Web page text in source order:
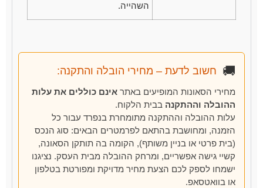
השהייה.
🚚 חשוב לדעת – מחירי הובלה והתקנה:
מחירי הסאונות המופיעים באתר אינם כוללים את עלות
ההובלה וההתקנה בבית הלקוח.
עלות ההובלה וההתקנה מתומחרת בנפרד עבור כל
הזמנה, ומחושבת בהתאם לפרמטרים הבאים: סוג הנכס
(בית פרטי או בניין משותף), הקומה בה תותקן הסאונה,
קשיי גישה אפשריים, ומרחק ההובלה מבית העסק. נציגנו
ישמחו לספק לכם הצעת מחיר מדויקת ומפורטת בטלפון
או בוואטסאפ.